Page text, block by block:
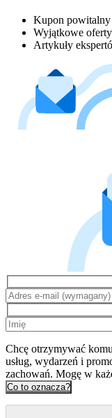
Kupon
Wyjątkowe
Artykuły
Chcę otrzymywać
usług, wydarzeń i
zachowań. Mogę w
Co to oznacza?